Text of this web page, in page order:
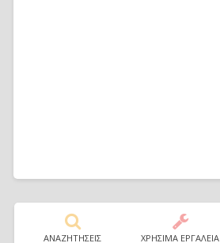
ΑΝΑΖΗΤΗΣΕΙΣ ΧΡΗΣΙΜΑ ΕΡΓΑΛΕΙΑ